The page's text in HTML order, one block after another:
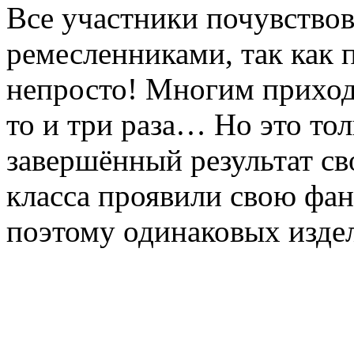
Все участники
ремесленниками, так как
непросто! Многим
то и три раза… Но это
завершённый результат
класса проявили свою
поэтому одинаковых